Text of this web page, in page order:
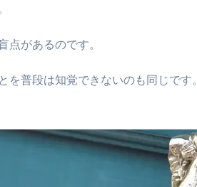
点があるのです。
普段は知覚できないのも同じです。